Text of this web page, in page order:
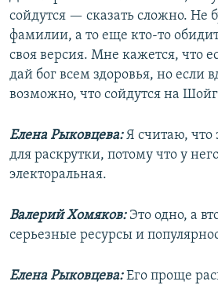
сойдутся — сказать сложно. Не
фамилии, а то еще кто-то
своя версия. Мне кажется, что
дай бог всем здоровья, но если
возможно, что сойдутся на
Елена Рыковцева:Я считаю, что
для раскрутки, потому что у
электоральная.
Валерий Хомяков: Это одно, а
серьезные ресурсы и
Елена Рыковцева:Его проще